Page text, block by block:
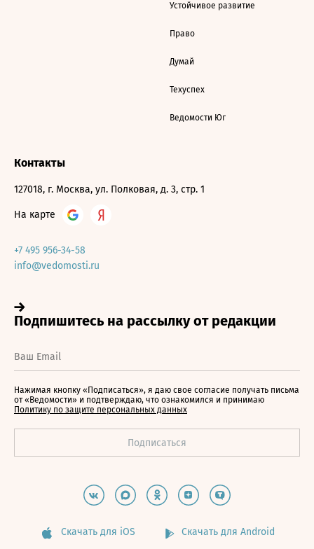
Устойчивое развитие
Право
Думай
Техуспех
Ведомости Юг
Контакты
127018, г. Москва, ул. Полковая, д. 3, стр. 1
На карте
+7 495 956-34-58
info@vedomosti.ru
Нажимая кнопку «Подписаться», я даю свое согласие получать письма
от «Ведомости» и подтверждаю, что ознакомился и принимаю
Политику по защите персональных данных
Скачать для iOS Скачать для Android